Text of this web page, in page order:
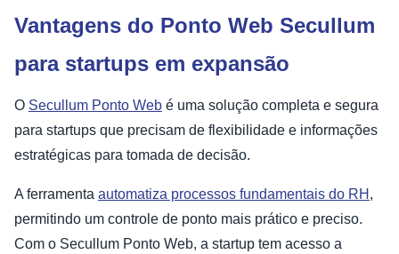
Vantagens do Ponto Web Secullum
para startups em expansão
O Secullum Ponto Web é uma solução completa e segura
para startups que precisam de flexibilidade e informações
estratégicas para tomada de decisão.
A ferramenta automatiza processos fundamentais do RH ,
permitindo um controle de ponto mais prático e preciso.
Com o Secullum Ponto Web, a startup tem acesso a